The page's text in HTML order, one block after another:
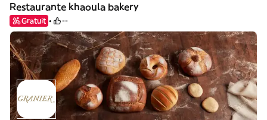
Restaurante khaoula bakery
Gratuit --